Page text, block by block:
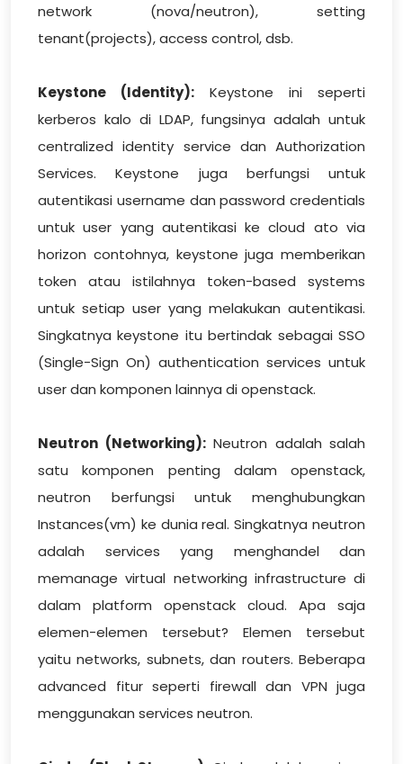
network (nova/neutron), setting
tenant(projects), access control, dsb.
Keystone (Identity): Keystone ini seperti
kerberos kalo di LDAP, fungsinya adalah untuk
centralized identity service dan Authorization
Services. Keystone juga berfungsi untuk
autentikasi username dan password credentials
untuk user yang autentikasi ke cloud ato via
horizon contohnya, keystone juga memberikan
token atau istilahnya token-based systems
untuk setiap user yang melakukan autentikasi.
Singkatnya keystone itu bertindak sebagai SSO
(Single-Sign On) authentication services untuk
user dan komponen lainnya di openstack.
Neutron (Networking):Neutron adalah salah
satu komponen penting dalam openstack,
neutron berfungsi untuk menghubungkan
Instances(vm) ke dunia real. Singkatnya neutron
adalah services yang menghandel dan
memanage virtual networking infrastructure di
dalam platform openstack cloud. Apa saja
elemen-elemen tersebut? Elemen tersebut
yaitu networks, subnets, dan routers. Beberapa
advanced fitur seperti firewall dan VPN juga
menggunakan services neutron.